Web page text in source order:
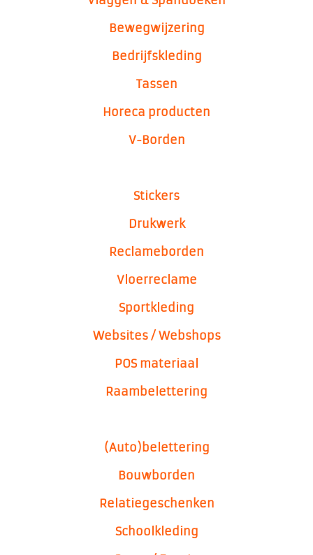
Bewegwijzering
Bedrijfskleding
Tassen
Horeca producten
V-Borden
Stickers
Drukwerk
Reclameborden
Vloerreclame
Sportkleding
Websites / Webshops
POS materiaal
Raambelettering
(Auto)belettering
Bouwborden
Relatiegeschenken
Schoolkleding